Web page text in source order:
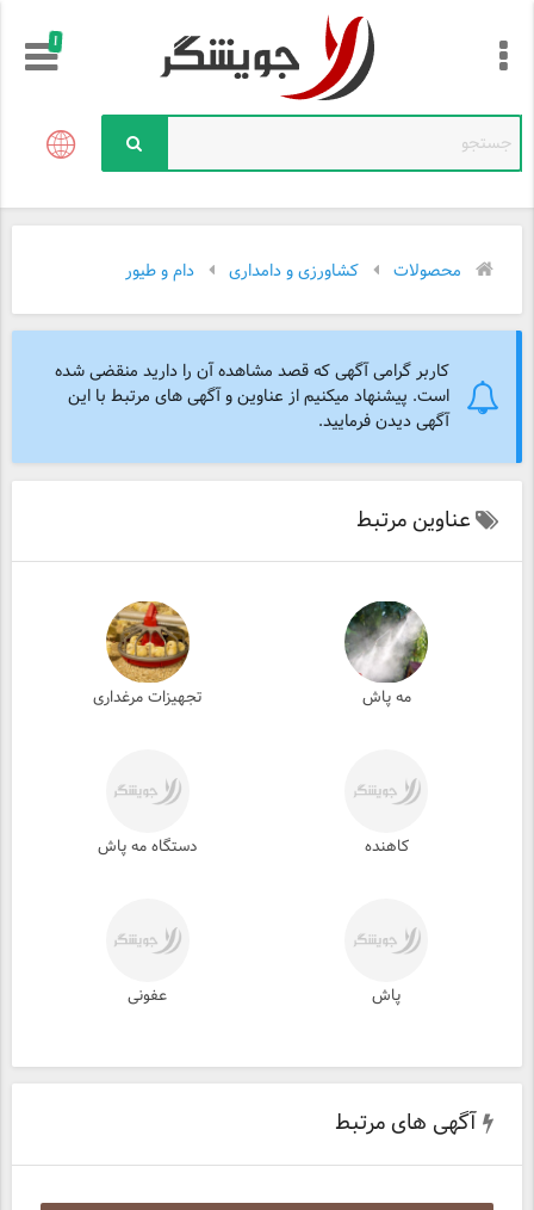
!
محصولات کشاورزی و دامداری دام و طیور
کاربر گرامی آگهی که قصد مشاهده آن را دارید منقضی شده
است. پیشنهاد میکنیم از عناوین و آگهی های مرتبط با این
آگهی دیدن فرمایید.
عناوین مرتبط
مه پاش تجهیزات مرغداری
کاهنده دستگاه مه پاش
پاش عفونی
آگهی های مرتبط